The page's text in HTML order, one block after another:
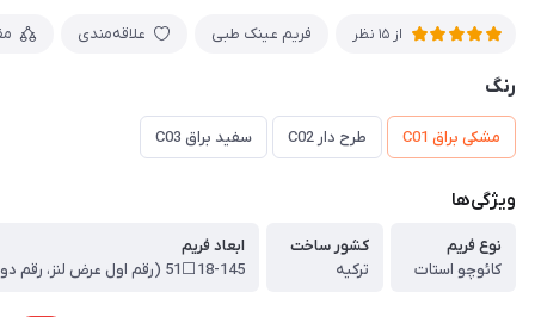
از 15 نظر فریم عینک طبی علاقه‌مندی
رنگ
مشکی براق C01 طرح دار C02 سفید براق C03
ویژگی‌ها
نوع فریم
کائوچو استات
کشور ساخت
ترکیه
ابعاد فریم